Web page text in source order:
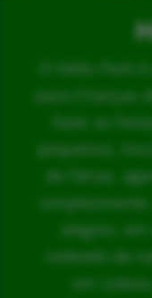
O Hello Park
para Crianças
fazer as
pequenos,
de Férias,
alegres,
rodeado de
em